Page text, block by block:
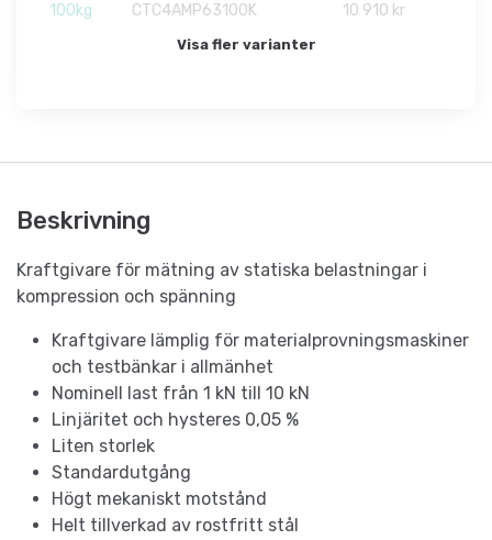
100kg
CTC4AMP63100K 10 910 kr
Visa fler varianter
Beskrivning
Kraftgivare för mätning av statiska belastningar i
kompression och spänning
Kraftgivare lämplig för materialprovningsmaskiner
och testbänkar i allmänhet
Nominell last från 1 kN till 10 kN
Linjäritet och hysteres 0,05 %
Liten storlek
Standardutgång
Högt mekaniskt motstånd
Helt tillverkad av rostfritt stål